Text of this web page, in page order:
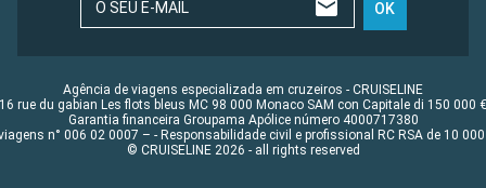
O SEU E-MAIL OK
Agência de viagens especializada em cruzeiros - CRUISELINE
16 rue du gabian Les flots bleus MC 98 000 Monaco SAM con Capitale di 150 000 €
Garantia financeira Groupama Apólice número 4000717380
n° 006 02 0007 – - Responsabilidade civil e profissional RC RSA de 10 000
© CRUISELINE 2026 - all rights reserved